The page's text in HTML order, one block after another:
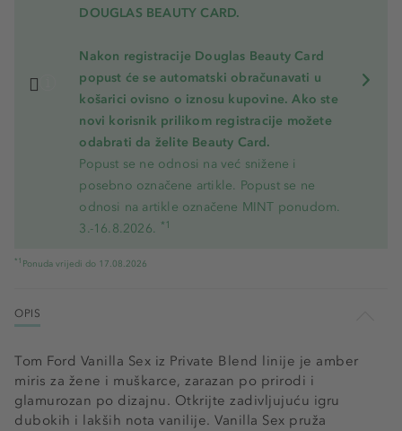
DOUGLAS BEAUTY CARD.
Nakon registracije Douglas Beauty Card
popust će se automatski obračunavati u
košarici ovisno o iznosu kupovine. Ako ste
novi korisnik prilikom registracije možete
odabrati da želite Beauty Card.
Popust se ne odnosi na već snižene i
posebno označene artikle. Popust se ne
odnosi na artikle označene MINT ponudom.
3.-16.8.2026. *1
*1 Ponuda vrijedi do 17.08.2026
OPIS
Tom Ford Vanilla Sex iz Private Blend linije je amber
miris za žene i muškarce, zarazan po prirodi i
glamurozan po dizajnu. Otkrijte zadivljujuću igru
dubokih i lakših nota vanilije. Vanilla Sex pruža